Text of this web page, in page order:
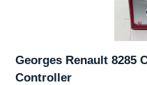
Georges Renault 8285
Controller